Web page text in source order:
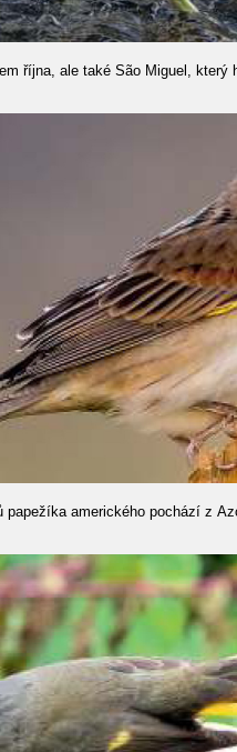
října, ale také São Miguel,
amerického pochází z